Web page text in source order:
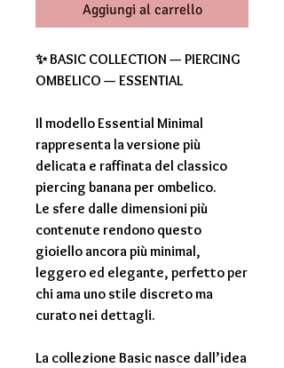
Aggiungi al carrello
✨ BASIC COLLECTION — PIERCING
OMBELICO — ESSENTIAL
Il modello Essential Minimal
rappresenta la versione più
delicata e raffinata del classico
piercing banana per ombelico.
Le sfere dalle dimensioni più
contenute rendono questo
gioiello ancora più minimal,
leggero ed elegante, perfetto per
chi ama uno stile discreto ma
curato nei dettagli.
La collezione Basic nasce dall’idea